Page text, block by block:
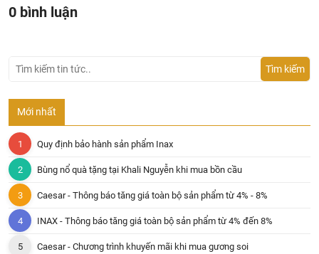
0 bình luận
Tìm kiếm
Mới nhất
Quy định bảo hành sản phẩm Inax
Bùng nổ quà tặng tại Khali Nguyễn khi mua bồn cầu
Caesar - Thông báo tăng giá toàn bộ sản phẩm từ 4% - 8%
INAX - Thông báo tăng giá toàn bộ sản phẩm từ 4% đến 8%
Caesar - Chương trình khuyến mãi khi mua gương soi